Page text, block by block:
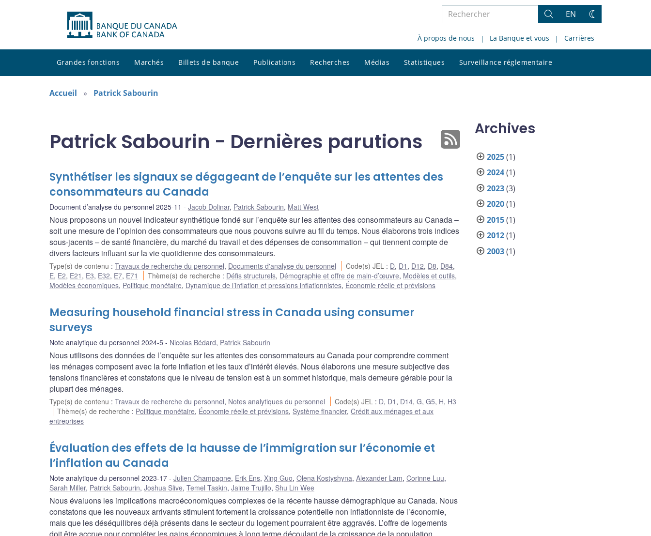
Rechercher
le
site
Rechercher
EN
Changez
thème
À propos de nous La Banque et vous Carrières
Grandes fonctions Marchés Billets de banque Publications Recherches Médias Statistiques Surveillance réglementaire
le
Accueil Patrick Sabourin
Patrick Sabourin - Dernières parutions
Synthétiser les signaux se dégageant de l’enquête sur les attentes des
consommateurs au Canada
Document d’analyse du personnel 2025-11 Jacob Dolinar, Patrick Sabourin, Matt West
Nous proposons un nouvel indicateur synthétique fondé sur l’enquête sur les attentes des consommateurs au Canada –
soit une mesure de l’opinion des consommateurs que nous pouvons suivre au fil du temps. Nous élaborons trois indices
sous-jacents – de santé financière, du marché du travail et des dépenses de consommation – qui tiennent compte de
divers facteurs influant sur la vie quotidienne des consommateurs.
Type(s) de contenu : Travaux de recherche du personnel, Documents d'analyse du personnel Code(s) JEL : D, D1 , D12, D8, D84,
E, E2, E21 , E3, E32, E7, E71 Thème(s) de recherche : Défis structurels, Démographie et offre de main-d’œuvre, Modèles et outils,
Modèles économiques, Politique monétaire, Dynamique de l’inflation et pressions inflationnistes, Économie réelle et prévisions
Measuring household financial stress in Canada using consumer
surveys
Note analytique du personnel 2024-5 Nicolas Bédard, Patrick Sabourin
Nous utilisons des données de l’enquête sur les attentes des consommateurs au Canada pour comprendre comment
les ménages composent avec la forte inflation et les taux d’intérêt élevés. Nous élaborons une mesure subjective des
tensions financières et constatons que le niveau de tension est à un sommet historique, mais demeure gérable pour la
plupart des ménages.
Type(s) de contenu : Travaux de recherche du personnel, Notes analytiques du personnel Code(s) JEL : D, D1 , D14,G,G5, H, H3
Thème(s) de recherche : Politique monétaire, Économie réelle et prévisions, Système financier,Crédit aux ménages et aux
entreprises
Évaluation des effets de la hausse de l’immigration sur l’économie et
l’inflation au Canada
Note analytique du personnel 2023-17 Julien Champagne, Erik Ens, Xing Guo, Olena Kostyshyna, Alexander Lam, Corinne Luu,
Sarah Miller, Patrick Sabourin, Joshua Slive, Temel Taskin, Jaime Trujillo, Shu Lin Wee
Nous évaluons les implications macroéconomiques complexes de la récente hausse démographique au Canada. Nous
constatons que les nouveaux arrivants stimulent fortement la croissance potentielle non inflationniste de l’économie,
mais que les déséquilibres déjà présents dans le secteur du logement pourraient être aggravés. L’offre de logements
Archives
2025(1)
2024(1)
2023(3)
2020(1)
2015(1)
2012(1)
2003(1)